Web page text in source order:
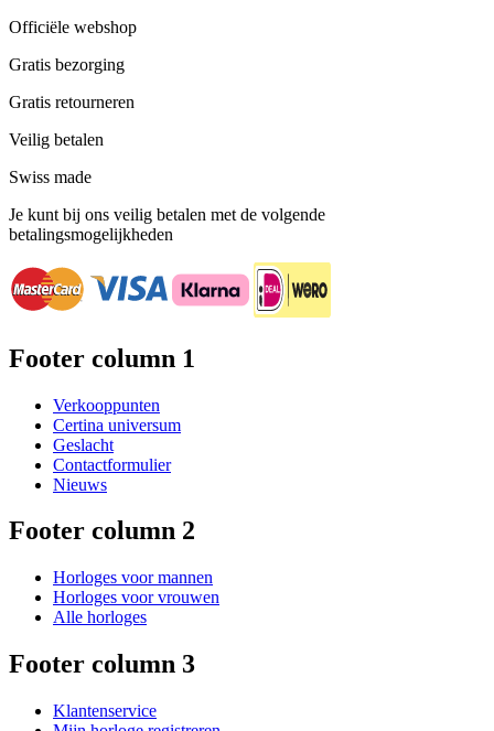
Officiële webshop
Gratis bezorging
Gratis retourneren
Veilig betalen
Swiss made
Je kunt bij ons veilig betalen met de volgende
betalingsmogelijkheden
Footer column 1
Verkooppunten
Certina universum
Geslacht
Contactformulier
Nieuws
Footer column 2
Horloges voor mannen
Horloges voor vrouwen
Alle horloges
Footer column 3
Klantenservice